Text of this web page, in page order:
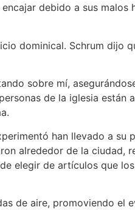
debido a sus malos
dominical. Schrum dijo
sobre mí,
de la iglesia están
han llevado a su
alrededor de la ciudad,
elegir de artículos que
de aire, promoviendo el